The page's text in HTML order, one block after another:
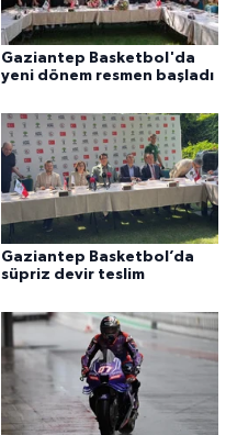
Gaziantep Basketbol'da
yeni dönem resmen başladı
Gaziantep Basketbol’da
süpriz devir teslim